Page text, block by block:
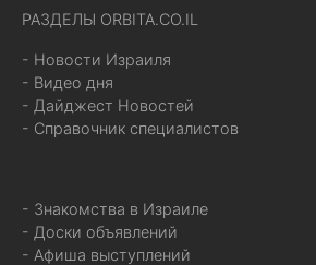
РАЗДЕЛЫ ORBITA.CO.IL
- Новости Израиля
- Видео дня
- Дайджест Новостей
- Справочник специалистов
- Знакомства в Израиле
- Доски объявлений
- Афиша выступлений